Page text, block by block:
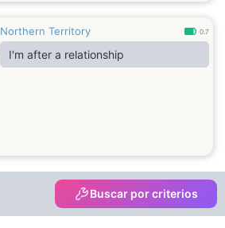
Northern Territory 0.7
I'm after a relationship
Buscar por criterios